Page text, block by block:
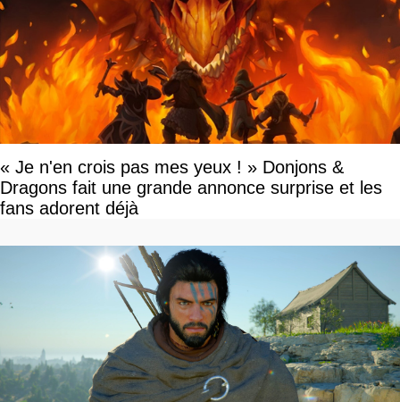
« Je n'en crois pas mes yeux ! » Donjons &
Dragons fait une grande annonce surprise et les
fans adorent déjà